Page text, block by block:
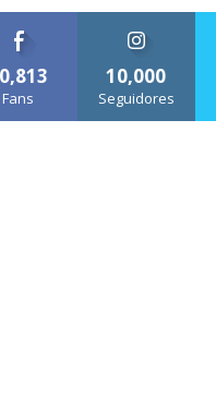
Fans
10,000
Seguidores